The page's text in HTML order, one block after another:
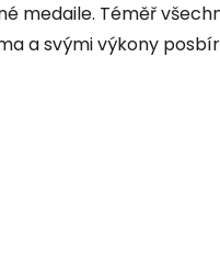
medaile. Téměř
a svými výkony